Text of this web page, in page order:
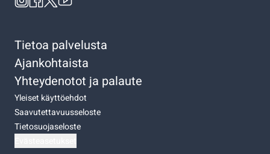
Tietoa palvelusta
Ajankohtaista
Yhteydenotot ja palaute
Yleiset käyttöehdot
Saavutettavuusseloste
Tietosuojaseloste